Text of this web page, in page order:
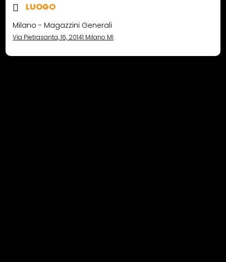
LUOGO
Milano - Magazzini Generali
Via Pietrasanta, 16, 20141 Milano MI